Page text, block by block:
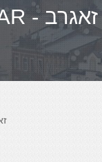
ריווח ZAGREB - CENTAR - זאגרב